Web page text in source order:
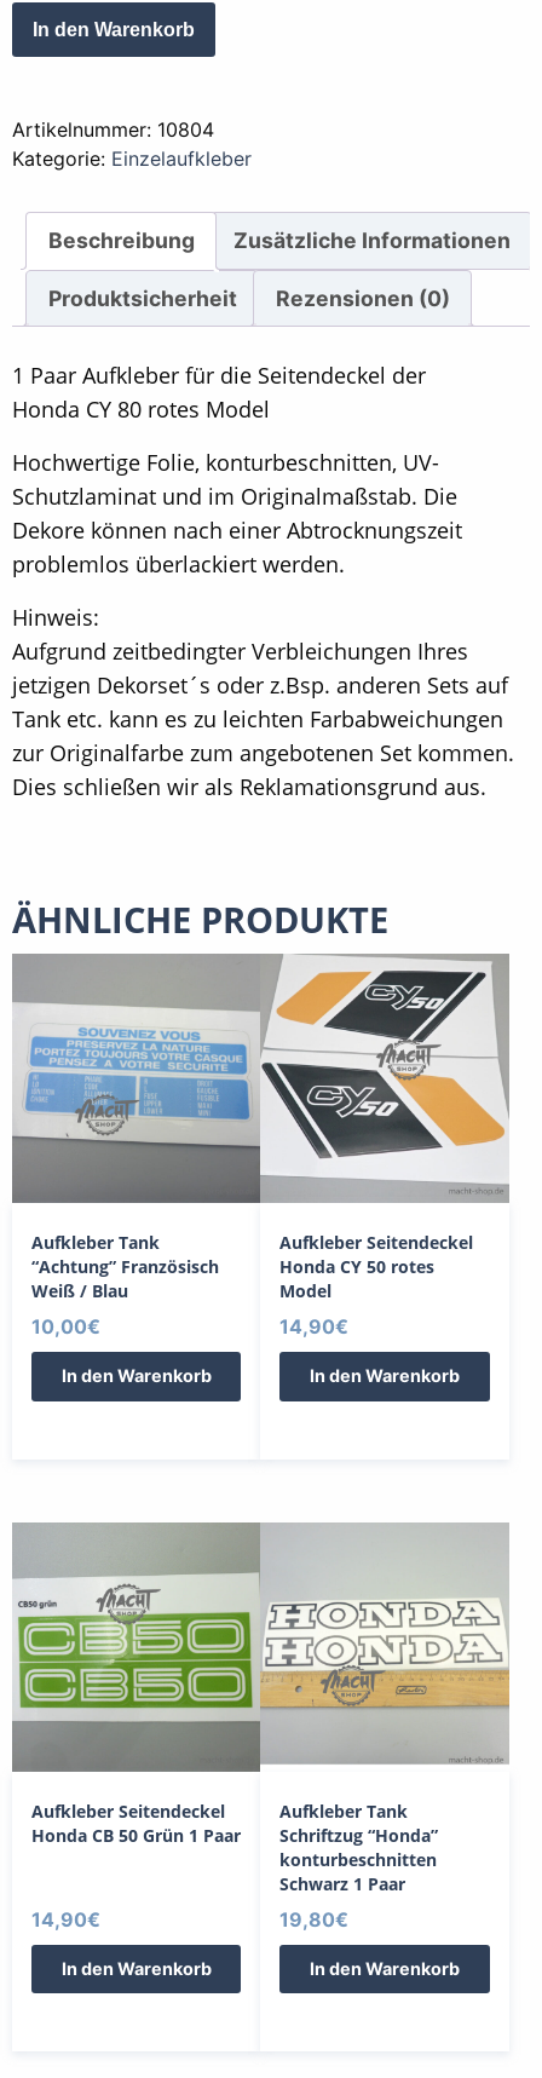
80
rotes
Menge
In den Warenkorb
Artikelnummer: 10804
Kategorie: Einzelaufkleber
Beschreibung Zusätzliche Informationen
Produktsicherheit Rezensionen (0)
1 Paar Aufkleber für die Seitendeckel der
Honda CY 80 rotes Model
Hochwertige Folie, konturbeschnitten, UV-
Schutzlaminat und im Originalmaßstab. Die
Dekore können nach einer Abtrocknungszeit
problemlos überlackiert werden.
Hinweis:
Aufgrund zeitbedingter Verbleichungen Ihres
jetzigen Dekorset´s oder z.Bsp. anderen Sets auf
Tank etc. kann es zu leichten Farbabweichungen
zur Originalfarbe zum angebotenen Set kommen.
Dies schließen wir als Reklamationsgrund aus.
ÄHNLICHE PRODUKTE
Aufkleber Tank
“Achtung” Französisch
Weiß / Blau
10,00€
In den Warenkorb
Aufkleber Seitendeckel
Honda CY 50 rotes
Model
14,90€
In den Warenkorb
Aufkleber Seitendeckel
Honda CB 50 Grün 1 Paar
14,90€
In den Warenkorb
Aufkleber Tank
Schriftzug “Honda”
konturbeschnitten
Schwarz 1 Paar
19,80€
In den Warenkorb